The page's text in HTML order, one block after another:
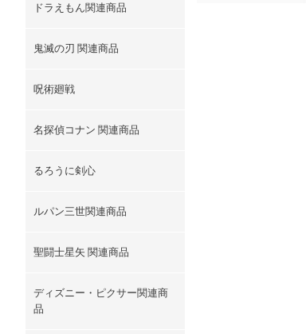
ドラえもん関連商品
鬼滅の刃 関連商品
呪術廻戦
名探偵コナン 関連商品
るろうに剣心
ルパン三世関連商品
聖闘士星矢 関連商品
ディズニー・ピクサー関連商
品